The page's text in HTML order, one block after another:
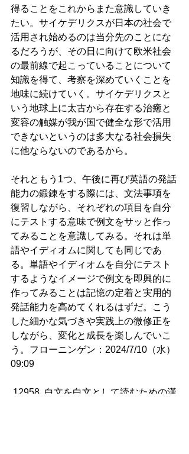
得ることをこれからまた意識していき
たい。サイケデリクスが日本の社会で
活用され始めるのは当分先のことにな
るだろうが、その日に向けて欧米社会
の最前線で起こっていることについて
知識を得て、考察を深めていくことを
地味に続けていく。サイケデリクスと
いう地球上に太古から存在する治癒と
変容の触媒が我が国で健全な形で活用
できないというのは多大なる社会損失
に他ならないのであるから。
それともう1つ、午後に再び英語の発話
能力の鍛錬をする際には、文法事項を
復習しながら、それぞれの項目を自分
にテストする意味で例文をサッと作っ
てみることを意識してみる。それは単
語やイディオムに関しても同じであ
る。単語やイディオムを自分にテスト
するようなイメージで例文を即興的に
作ってみることは記憶の定着と実用的
発話能力を高めてくれるはずだ。こう
した細かな気づきや実践上の微修正を
しながら、変化と成長を楽しんでいこ
う。フローニンゲン：2024/7/10（水）
09:09
12958. 白文を白文として読むための漢